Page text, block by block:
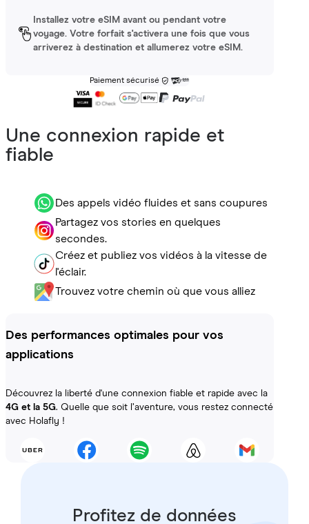
Installez votre eSIM avant ou pendant votre
voyage. Votre forfait s'activera une fois que vous
arriverez à destination et allumerez votre eSIM.
Paiement sécurisé
Une connexion rapide et
fiable
Des appels vidéo fluides et sans coupures
Partagez vos stories en quelques
secondes.
Créez et publiez vos vidéos à la vitesse de
l'éclair.
Trouvez votre chemin où que vous alliez
Des performances optimales pour vos
applications
Découvrez la liberté d'une connexion fiable et rapide avec la
4G et la 5G. Quelle que soit l’aventure, vous restez connecté
avec Holafly !
Profitez de données